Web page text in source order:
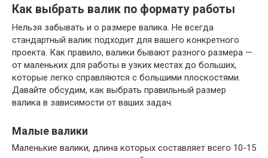
Как выбрать валик по формату работы
Нельзя забывать и о размере валика. Не всегда
стандартный валик подходит для вашего конкретного
проекта. Как правило, валики бывают разного размера —
от маленьких для работы в узких местах до больших,
которые легко справляются с большими плоскостями.
Давайте обсудим, как выбрать правильный размер
валика в зависимости от ваших задач.
Малые валики
Маленькие валики, длина которых составляет всего 10-15